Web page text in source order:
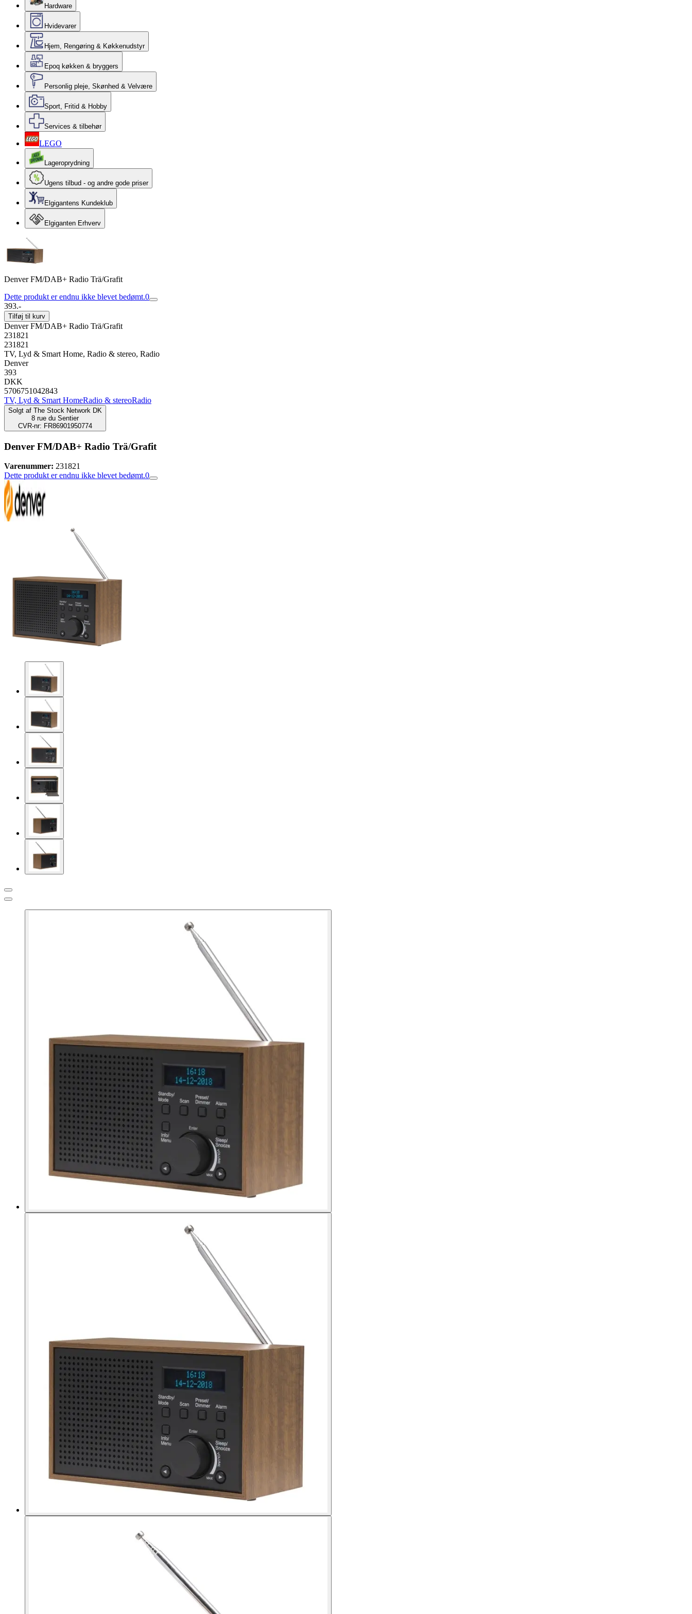
Hardware
Hvidevarer
Hjem, Rengøring & Køkkenudstyr
Epoq køkken & bryggers
Personlig pleje, Skønhed & Velvære
Sport, Fritid & Hobby
Services & tilbehør
LEGO
Lageroprydning
Ugens tilbud - og andre gode priser
Elgigantens Kundeklub
Elgiganten Erhverv
Denver FM/DAB+ Radio Trä/Grafit
Dette produkt er endnu ikke blevet bedømt.0
393.-
Tilføj til kurv
Denver FM/DAB+ Radio Trä/Grafit
231821
231821
TV, Lyd & Smart Home, Radio & stereo, Radio
Denver
393
DKK
5706751042843
TV, Lyd & Smart HomeRadio & stereoRadio
Solgt af The Stock Network DK
8 rue du Sentier
CVR-nr: FR86901950774
Denver FM/DAB+ Radio Trä/Grafit
Varenummer: 231821
Dette produkt er endnu ikke blevet bedømt.0